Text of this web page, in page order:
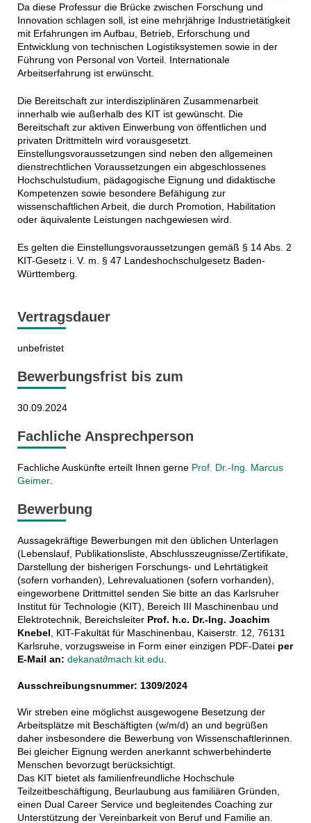
Da diese Professur die Brücke zwischen Forschung und
Innovation schlagen soll, ist eine mehrjährige Industrietätigkeit
mit Erfahrungen im Aufbau, Betrieb, Erforschung und
Entwicklung von technischen Logistiksystemen sowie in der
Führung von Personal von Vorteil. Internationale
Arbeitserfahrung ist erwünscht.
Die Bereitschaft zur interdisziplinären Zusammenarbeit
innerhalb wie außerhalb des KIT ist gewünscht. Die
Bereitschaft zur aktiven Einwerbung von öffentlichen und
privaten Drittmitteln wird vorausgesetzt.
Einstellungsvoraussetzungen sind neben den allgemeinen
dienstrechtlichen Voraussetzungen ein abgeschlossenes
Hochschulstudium, pädagogische Eignung und didaktische
Kompetenzen sowie besondere Befähigung zur
wissenschaftlichen Arbeit, die durch Promotion, Habilitation
oder äquivalente Leistungen nachgewiesen wird.
Es gelten die Einstellungsvoraussetzungen gemäß § 14 Abs. 2
KIT-Gesetz i. V. m. § 47 Landeshochschulgesetz Baden-
Württemberg.
Vertragsdauer
unbefristet
Bewerbungsfrist bis zum
30.09.2024
Fachliche Ansprechperson
Fachliche Auskünfte erteilt Ihnen gerne Prof. Dr.-Ing. Marcus
Geimer.
Bewerbung
Aussagekräftige Bewerbungen mit den üblichen Unterlagen
(Lebenslauf, Publikationsliste, Abschlusszeugnisse/Zertifikate,
Darstellung der bisherigen Forschungs- und Lehrtätigkeit
(sofern vorhanden), Lehrevaluationen (sofern vorhanden),
eingeworbene Drittmittel senden Sie bitte an das Karlsruher
Institut für Technologie (KIT), Bereich III Maschinenbau und
Elektrotechnik, Bereichsleiter Prof. h.c. Dr.-Ing. Joachim
Knebel , KIT-Fakultät für Maschinenbau, Kaiserstr. 12, 76131
Karlsruhe, vorzugsweise in Form einer einzigen PDF-Datei per
E-Mail an: dekanat∂mach.kit.edu
Ausschreibungsnummer: 1309/2024
Wir streben eine möglichst ausgewogene Besetzung der
Arbeitsplätze mit Beschäftigten (w/m/d) an und begrüßen
daher insbesondere die Bewerbung von Wissenschaftlerinnen.
Bei gleicher Eignung werden anerkannt schwerbehinderte
Menschen bevorzugt berücksichtigt.
Das KIT bietet als familienfreundliche Hochschule
Teilzeitbeschäftigung, Beurlaubung aus familiären Gründen,
einen Dual Career Service und begleitendes Coaching zur
Unterstützung der Vereinbarkeit von Beruf und Familie an.